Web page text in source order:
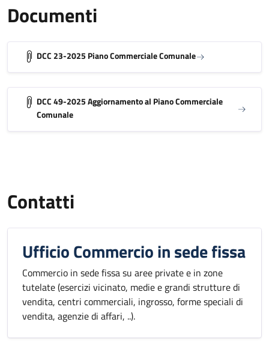
Documenti
DCC 23-2025 Piano Commerciale Comunale
DCC 49-2025 Aggiornamento al Piano Commerciale
Comunale
Contatti
Ufficio Commercio in sede fissa
Commercio in sede fissa su aree private e in zone
tutelate (esercizi vicinato, medie e grandi strutture di
vendita, centri commerciali, ingrosso, forme speciali di
vendita, agenzie di affari, ..).